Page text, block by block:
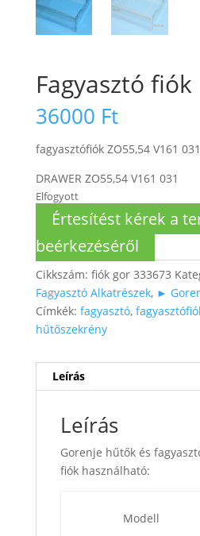
Fagyasztó fiók
36000 Ft
fagyasztófiók ZO55,54 V161 031
DRAWER ZO55,54 V161 031
Elfogyott
Értesítést kérek a
beérkezéséről
Cikkszám: fiók gor 333673
Fagyasztó Alkatrészek, ►
Címkék: fagyasztó,
hűtőszekrény
Leírás
Leírás
Gorenje hűtők és
fiók használható:
Modell